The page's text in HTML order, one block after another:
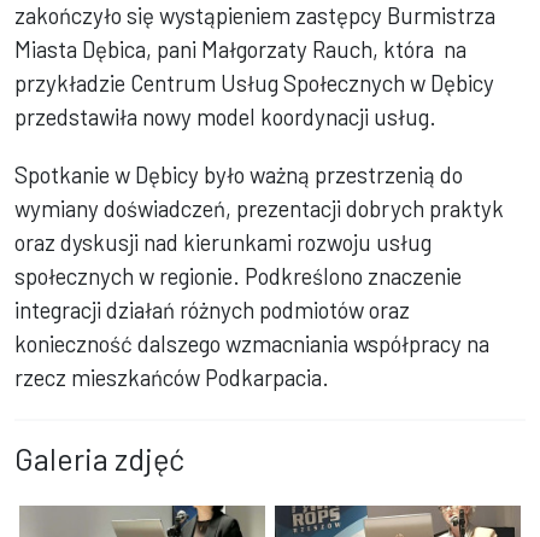
zakończyło się wystąpieniem zastępcy Burmistrza
Miasta Dębica, pani Małgorzaty Rauch, która na
przykładzie Centrum Usług Społecznych w Dębicy
przedstawiła nowy model koordynacji usług.
Spotkanie w Dębicy było ważną przestrzenią do
wymiany doświadczeń, prezentacji dobrych praktyk
oraz dyskusji nad kierunkami rozwoju usług
społecznych w regionie. Podkreślono znaczenie
integracji działań różnych podmiotów oraz
konieczność dalszego wzmacniania współpracy na
rzecz mieszkańców Podkarpacia.
Galeria zdjęć